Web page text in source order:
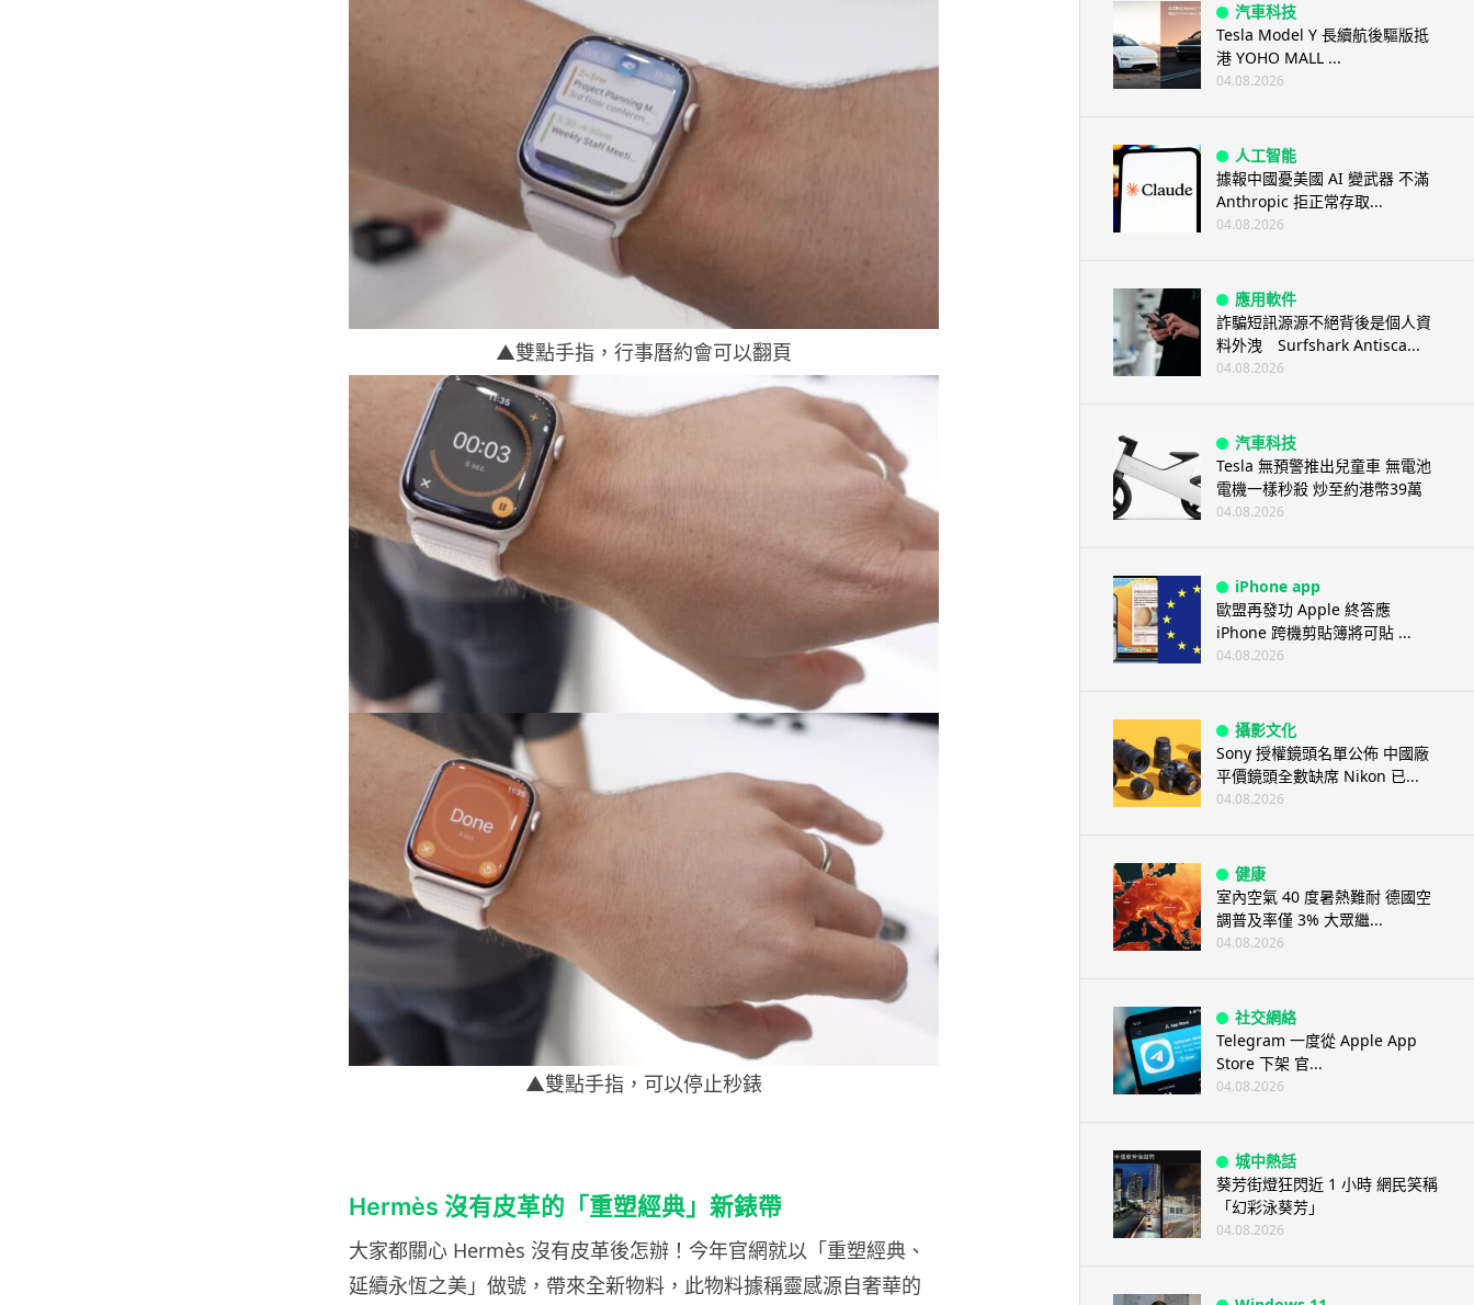
▲雙點手指，行事曆約會可以翻頁
▲雙點手指，可以停止秒錶
Hermès 沒有皮革的「重塑經典」新錶帶
大家都關心 Hermès 沒有皮革後怎辦！今年官網就以「重塑經典、
延續永恆之美」做號，帶來全新物料，此物料據稱靈感源自奢華的
汽車科技
Tesla Model Y 長續航後驅版抵
港 YOHO MALL ...
04.08.2026
人工智能
據報中國憂美國 AI 變武器 不滿
Anthropic 拒正常存取...
04.08.2026
應用軟件
詐騙短訊源源不絕背後是個人資
料外洩 Surfshark Antisca...
04.08.2026
汽車科技
Tesla 無預警推出兒童車 無電池
電機一樣秒殺 炒至約港幣39萬
04.08.2026
iPhone app
歐盟再發功 Apple 終答應
iPhone 跨機剪貼簿將可貼 ...
04.08.2026
攝影文化
Sony 授權鏡頭名單公佈 中國廠
平價鏡頭全數缺席 Nikon 已...
04.08.2026
健康
室內空氣 40 度暑熱難耐 德國空
調普及率僅 3% 大眾繼...
04.08.2026
社交網絡
Telegram 一度從 Apple App
Store 下架 官...
04.08.2026
城中熱話
葵芳街燈狂閃近 1 小時 網民笑稱
「幻彩泳葵芳」
04.08.2026